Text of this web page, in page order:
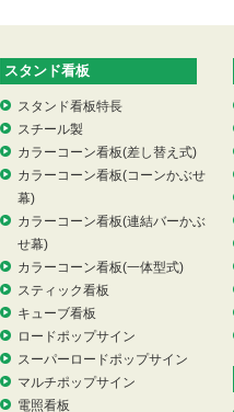
スタンド看板
スタンド看板特長
スチール製
カラーコーン看板(差し替え式)
カラーコーン看板(コーンかぶせ
幕)
カラーコーン看板(連結バーかぶ
せ幕)
カラーコーン看板(一体型式)
スティック看板
キューブ看板
ロードポップサイン
スーパーロードポップサイン
マルチポップサイン
電照看板